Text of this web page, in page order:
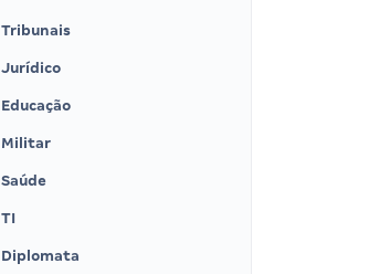
Tribunais
Jurídico
Educação
Militar
Saúde
TI
Diplomata